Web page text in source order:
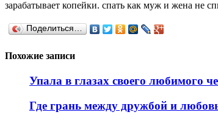
зарабатывает копейки. спать как муж и жена не
Поделиться…
Похожие записи
Упала в глазах своего любимого
Где грань между дружбой и